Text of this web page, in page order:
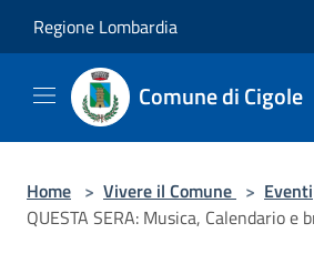
Regione Lombardia
Comune di Cigole
Home > Vivere il Comune > Eventi
QUESTA SERA: Musica, Calendario e